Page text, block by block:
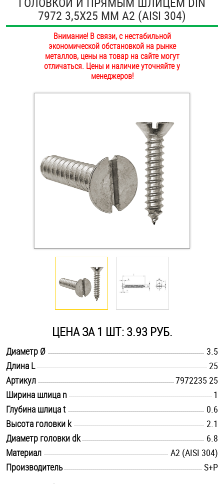
ОПЛАТА И ДОСТАВКА
НАШИ МАГАЗИНЫ
Втулки
Дюбели
Дюймовый крепёж
Инструмент
Крюки, кольца с метрической резьбой
Крюки, кольца с шурупной резьбой
Оснастка и аксессуары для яхт
Саморезы и шурупы
Стопорные кольца
Такелаж
Хомуты
Шайбы
Шпильки
Шплинты
7972 3,5Х25 ММ А2 (AISI 304)
Внимание! В связи, с нестабильной
экономической обстановкой на рынке
металлов, цены на товар на сайте могут
отличаться. Цены и наличие уточняйте у
менеджеров!
ЦЕНА ЗА 1 ШТ: 3.93 РУБ.
Диаметр Ø
3.5
Длина L
25
Артикул
7972235 25
Ширина шлица n
1
Глубина шлица t
0.6
Высота головки k
2.1
Диаметр головки dk
6.8
Материал
А2 (AISI 304)
Производитель
S+P